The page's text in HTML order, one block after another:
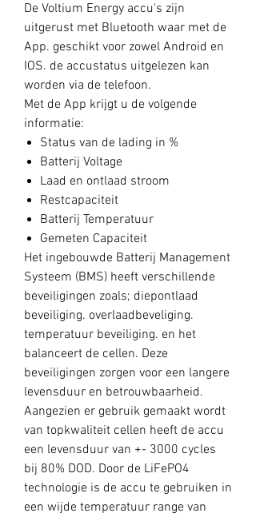
De Voltium Energy accu's zijn
uitgerust met Bluetooth waar met de
App. geschikt voor zowel Android en
IOS. de accustatus uitgelezen kan
worden via de telefoon.
Met de App krijgt u de volgende
informatie:
Status van de lading in %
Batterij Voltage
Laad en ontlaad stroom
Restcapaciteit
Batterij Temperatuur
Gemeten Capaciteit
Het ingebouwde Batterij Management
Systeem (BMS) heeft verschillende
beveiligingen zoals; diepontlaad
beveiliging. overlaadbeveliging.
temperatuur beveiliging. en het
balanceert de cellen. Deze
beveiligingen zorgen voor een langere
levensduur en betrouwbaarheid.
Aangezien er gebruik gemaakt wordt
van topkwaliteit cellen heeft de accu
een levensduur van +- 3000 cycles
bij 80% DOD. Door de LiFePO4
technologie is de accu te gebruiken in
een wijde temperatuur range van